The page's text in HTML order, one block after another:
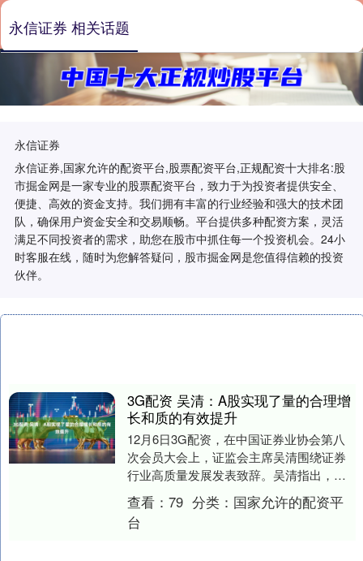
永信证券
永信证券,国家允许的配资平台,股票配资平台,正规配资十大排名:股
市掘金网是一家专业的股票配资平台，致力于为投资者提供安全、
便捷、高效的资金支持。我们拥有丰富的行业经验和强大的技术团
队，确保用户资金安全和交易顺畅。平台提供多种配资方案，灵活
满足不同投资者的需求，助您在股市中抓住每一个投资机会。24小
时客服在线，随时为您解答疑问，股市掘金网是您值得信赖的投资
伙伴。
永信证券 相关话题
3G配资 吴清：A股实现了量的合理增
长和质的有效提升
12月6日3G配资，在中国证券业协会第八
次会员大会上，证监会主席吴清围绕证券
行业高质量发展发表致辞。吴清指出，今
年以来，A股市场总体活跃，市值从8月份
开始超过1....
查看： 79 分类： 国家允许的配资平
台